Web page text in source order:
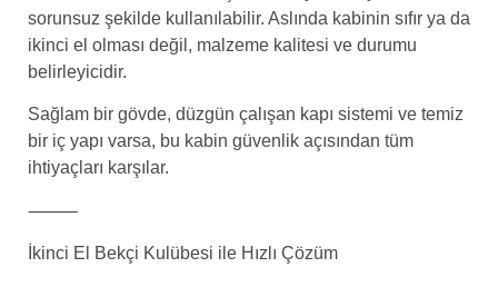
sorunsuz şekilde kullanılabilir. Aslında kabinin sıfır ya da
ikinci el olması değil, malzeme kalitesi ve durumu
belirleyicidir.
Sağlam bir gövde, düzgün çalışan kapı sistemi ve temiz
bir iç yapı varsa, bu kabin güvenlik açısından tüm
ihtiyaçları karşılar.
⸻
İkinci El Bekçi Kulübesi ile Hızlı Çözüm